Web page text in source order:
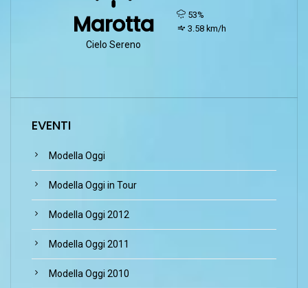
Marotta
Cielo Sereno
humidity:
53%
wind:
3.58 km/h
EVENTI
Modella Oggi
Modella Oggi in Tour
Modella Oggi 2012
Modella Oggi 2011
Modella Oggi 2010